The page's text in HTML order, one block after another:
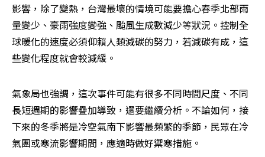
影響，除了變熱，台灣最壞的情境可能要擔心春季北部雨
量變少、豪雨強度變強、颱風生成數減少等狀況。控制全
球暖化的速度必須仰賴人類減碳的努力，若減碳有成，這
些變化程度就會較減緩。
氣象局也強調，這次事件可能有很多不同時間尺度、不同
長短週期的影響疊加導致，還要繼續分析。不論如何，接
下來的冬季將是冷空氣南下影響最頻繁的季節，民眾在冷
氣團或寒流影響期間，應適時做好禦寒措施。